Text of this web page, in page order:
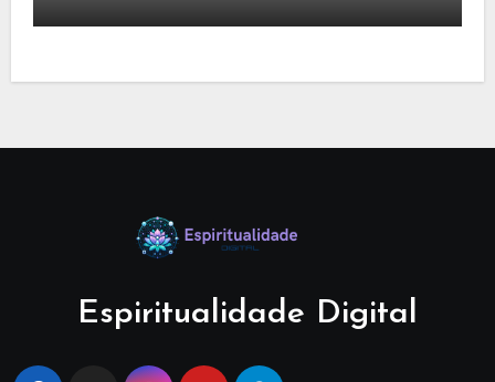
Espiritualidade Digital